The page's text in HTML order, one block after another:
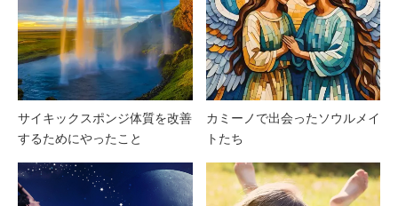
サイキックスポンジ体質を改善
するためにやったこと
カミーノで出会ったソウルメイ
トたち